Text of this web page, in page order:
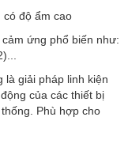
có độ ẩm cao
ứng phổ biến như:
là giải pháp linh kiện
của các thiết bị
Phù hợp cho